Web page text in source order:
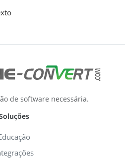
de software necessária.